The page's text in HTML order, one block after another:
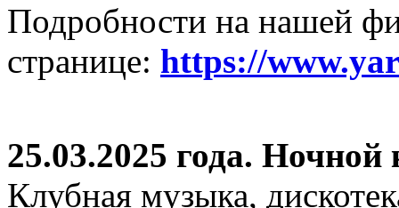
Подробности на нашей
странице: https://
25.03.2025 года.
Клубная музыка,